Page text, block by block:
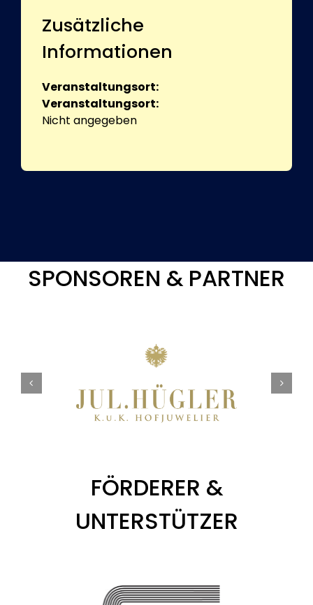
Zusätzliche
Informationen
Veranstaltungsort:
Veranstaltungsort:
Nicht angegeben
SPONSOREN & PARTNER
FÖRDERER &
UNTERSTÜTZER